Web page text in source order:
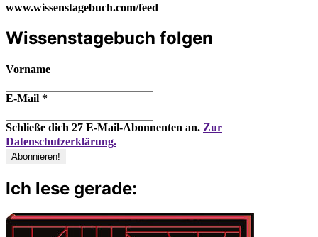
www.wissenstagebuch.com/feed
Wissenstagebuch folgen
Vorname
E-Mail *
Schließe dich 27 E-Mail-Abonnenten an. Zur
Datenschutzerklärung.
Ich lese gerade: